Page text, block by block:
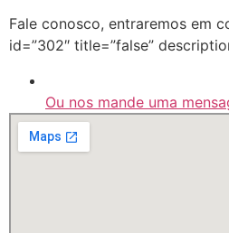
Fale conosco, entraremos em
id=”302″ title=”false”
Ou nos mande uma